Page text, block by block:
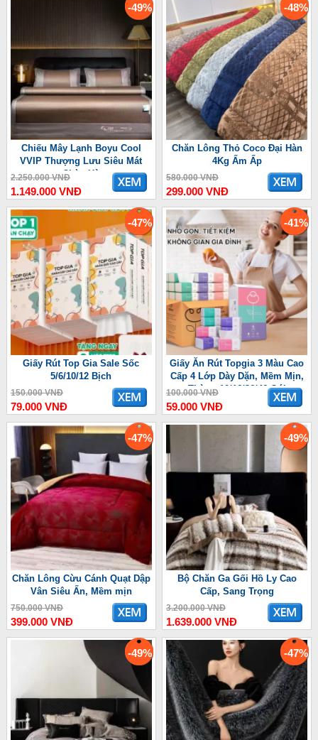
-49%
Chiếu Mây Lạnh Boyu Cool
VVIP Thượng Lưu Siêu Mát
Chào Hè
2.250.000 VNĐ
1.149.000 VNĐ
-48%
Chăn Lông Thỏ Coco Đại Hàn
4Kg Ấm Ấp
580.000 VNĐ
299.000 VNĐ
-47%
Giấy Rút Top Gia Sale Sốc
5/6/10/12 Bịch
150.000 VNĐ
79.000 VNĐ
-41%
Giấy Ăn Rút Topgia 3 Màu Cao
Cấp 4 Lớp Dày Dặn, Mềm Mịn,
Thùng 10/16/36/46 Gói
100.000 VNĐ
59.000 VNĐ
-47%
Chăn Lông Cừu Cánh Quạt Dập
Vân Siêu Ấn, Mềm mịn
750.000 VNĐ
399.000 VNĐ
-49%
Bộ Chăn Ga Gối Hồ Ly Cao
Cấp, Sang Trọng
3.200.000 VNĐ
1.639.000 VNĐ
-49% -47%